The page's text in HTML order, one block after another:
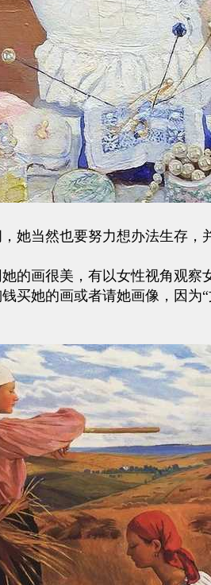
她当然也要努力想办法生存
的画很美，有以女性视角观
买她的画或者请她画像，因为